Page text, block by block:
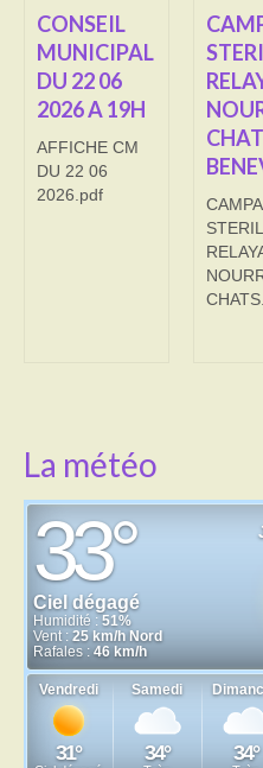
Cimetière
Culte
Correspondants de
LE BRULAGE DES
DECHETS VERTS
CONSEIL
MUNICIPAL
DU 22 06
2026 A 19H
AFFICHE CM
DU 22 06
2026.pdf
La météo